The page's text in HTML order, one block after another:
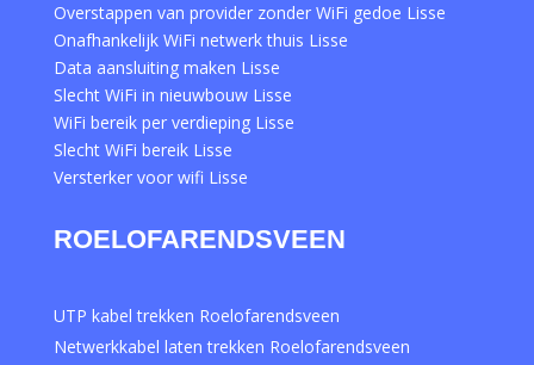
Overstappen van provider zonder WiFi gedoe Lisse
Onafhankelijk WiFi netwerk thuis Lisse
Data aansluiting maken Lisse
Slecht WiFi in nieuwbouw Lisse
WiFi bereik per verdieping Lisse
Slecht WiFi bereik Lisse
Versterker voor wifi Lisse
ROELOFARENDSVEEN
UTP kabel trekken Roelofarendsveen
Netwerkkabel laten trekken Roelofarendsveen